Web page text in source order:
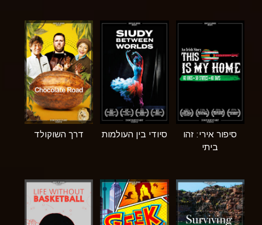
סיפור אירי: זהו
ביתי
סיודי בין העולמות דרך השוקולד